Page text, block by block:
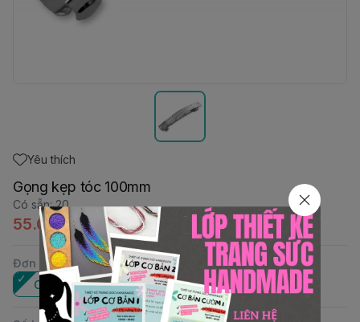
Yêu thích
Gọng kẹp tóc 100mm
Có sẵn: 20
55.000đ
Đơn vị:
Cái